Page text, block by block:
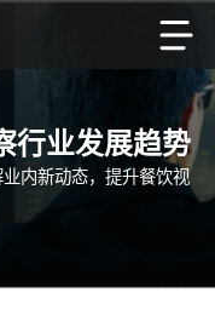
行业发展趋势
内新动态，提升餐饮视